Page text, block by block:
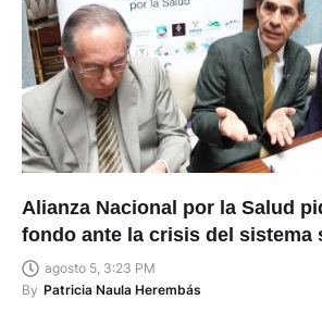
Alianza Nacional por la Salud
fondo ante la crisis del sistema
agosto 5, 3:23 PM
By Patricia Naula Herembás